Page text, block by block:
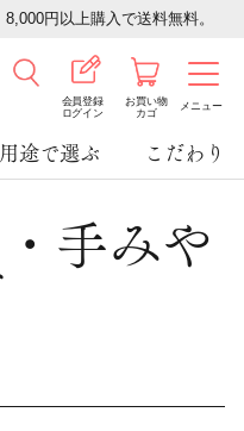
円以上購入で送料無料。
会員登録
ログイン
お買い物
カゴ
メニュー
用途で選ぶ こだわり
手みや